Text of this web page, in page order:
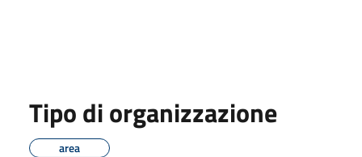
Tipo di organizzazione
area